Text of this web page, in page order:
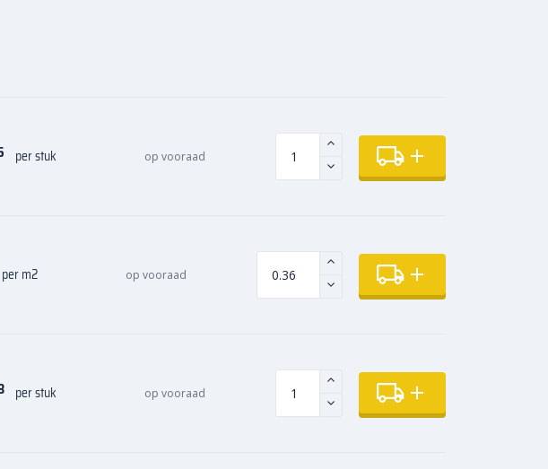
per stuk op vooraad
per m2 op vooraad
per stuk op vooraad